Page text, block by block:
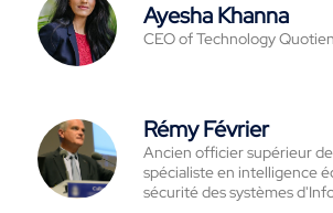
Ayesha Khanna
CEO of Technology Quotien
Rémy Février
Ancien officier supérieur
spécialiste en intelligence
sécurité des systèmes